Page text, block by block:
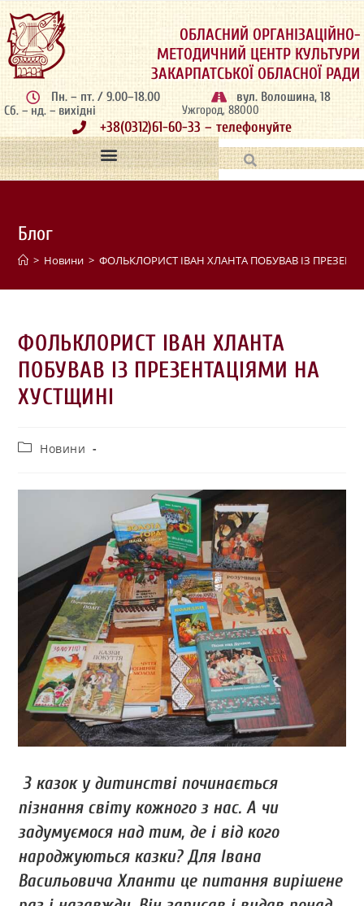
ОБЛАСНИЙ ОРГАНІЗАЦІЙНО-
МЕТОДИЧНИЙ ЦЕНТР КУЛЬТУРИ
ЗАКАРПАТСЬКОЇ ОБЛАСНОЇ РАДИ
Пн. – пт. / 9.00–18.00
Сб. – нд. – вихідні
вул. Волошина, 18
Ужгород, 88000
+38(0312)61-60-33 – телефонуйте
Блог
> Новини > ФОЛЬКЛОРИСТ ІВАН ХЛАНТА ПОБУВАВ ІЗ
ФОЛЬКЛОРИСТ ІВАН ХЛАНТА
ПОБУВАВ ІЗ ПРЕЗЕНТАЦІЯМИ НА
ХУСТЩИНІ
Новини
З казок у дитинстві починається
пізнання світу кожного з нас. А чи
задумуємося над тим, де і від кого
народжуються казки? Для Івана
Васильовича Хланти це питання вирішене